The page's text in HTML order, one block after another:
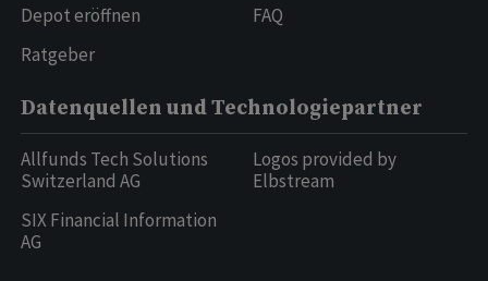
Depot eröffnen
Ratgeber
FAQ
Datenquellen und Technologiepartner
Allfunds Tech Solutions
Switzerland AG
SIX Financial Information
AG
Logos provided by
Elbstream